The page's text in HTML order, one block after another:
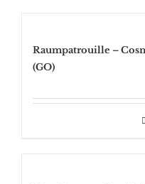
Raumpatrouille –
(GO)